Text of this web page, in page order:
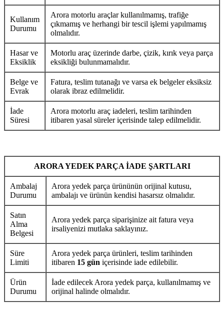
Kullanım
Durumu
Arora motorlu araçlar kullanılmamış, trafiğe
çıkmamış ve herhangi bir tescil işlemi yapılmamış
olmalıdır.
Hasar ve
Eksiklik
Motorlu araç üzerinde darbe, çizik, kırık veya parça
eksikliği bulunmamalıdır.
Belge ve
Evrak
Fatura, teslim tutanağı ve varsa ek belgeler eksiksiz
olarak ibraz edilmelidir.
İade
Süresi
Arora motorlu araç iadeleri, teslim tarihinden
itibaren yasal süreler içerisinde talep edilmelidir.
ARORA YEDEK PARÇA İADE ŞARTLARI
Ambalaj
Durumu
Arora yedek parça ürününün orijinal kutusu,
ambalajı ve ürünün kendisi hasarsız olmalıdır.
Satın
Alma
Belgesi
Arora yedek parça siparişinize ait fatura veya
irsaliyenizi mutlaka saklayınız.
Süre
Limiti
Arora yedek parça ürünleri, teslim tarihinden
itibaren 15 gün içerisinde iade edilebilir.
Ürün
Durumu
İade edilecek Arora yedek parça, kullanılmamış ve
orijinal halinde olmalıdır.